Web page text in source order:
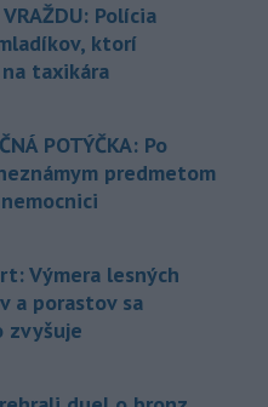
VRAŽDU: Polícia
ktorí
taxikára
POTÝČKA: Po
predmetom
Výmera lesných
a porastov sa
zvyšuje